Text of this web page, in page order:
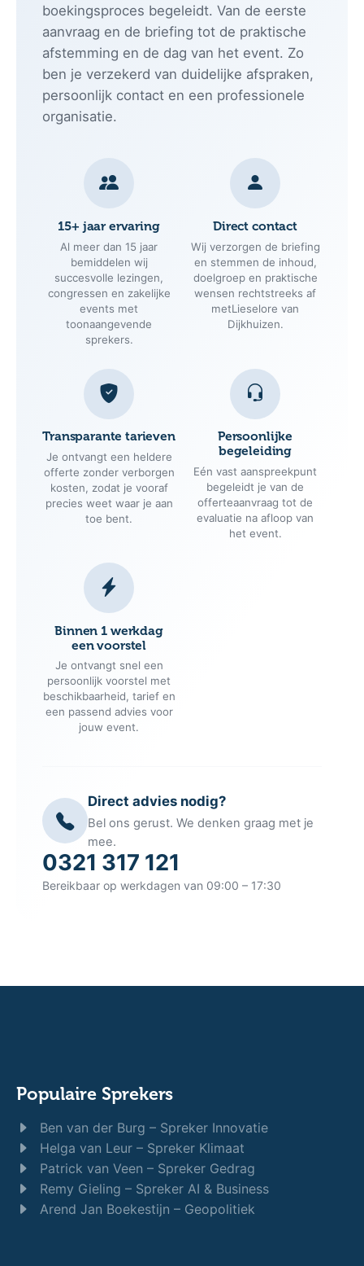
boekingsproces begeleidt. Van de eerste
aanvraag en de briefing tot de praktische
afstemming en de dag van het event. Zo
ben je verzekerd van duidelijke afspraken,
persoonlijk contact en een professionele
organisatie.
15+ jaar ervaring
Al meer dan 15 jaar
bemiddelen wij
succesvolle lezingen,
congressen en zakelijke
events met
toonaangevende
sprekers.
Direct contact
Wij verzorgen de briefing
en stemmen de inhoud,
doelgroep en praktische
wensen rechtstreeks af
metLieselore van
Dijkhuizen.
Transparante tarieven
Je ontvangt een heldere
offerte zonder verborgen
kosten, zodat je vooraf
precies weet waar je aan
toe bent.
Persoonlijke
begeleiding
Eén vast aanspreekpunt
begeleidt je van de
offerteaanvraag tot de
evaluatie na afloop van
het event.
Binnen 1 werkdag
een voorstel
Je ontvangt snel een
persoonlijk voorstel met
beschikbaarheid, tarief en
een passend advies voor
jouw event.
Direct advies nodig?
Bel ons gerust. We denken graag met je
mee.
0321 317 121
Bereikbaar op werkdagen van 09:00 – 17:30
Populaire Sprekers
Ben van der Burg – Spreker Innovatie
Helga van Leur – Spreker Klimaat
Patrick van Veen – Spreker Gedrag
Remy Gieling – Spreker AI & Business
Arend Jan Boekestijn – Geopolitiek